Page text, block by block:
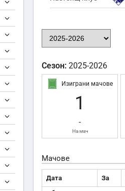
Сезон: 2025-2026
Изиграни мачове
1
-
На мач
Мачове
Дата За